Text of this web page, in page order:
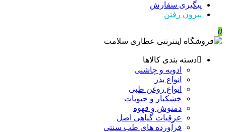
پیگیری سفارش
بیرون رفتن
0
دسته بندی کالاها
ادویه و چاشنی
انواع بذر
انواع روغن طبی
خشکبار و حبوبات
دمنوش و قهوه
عرقیات گیاهی اصل
فرآورده های طب سنتی